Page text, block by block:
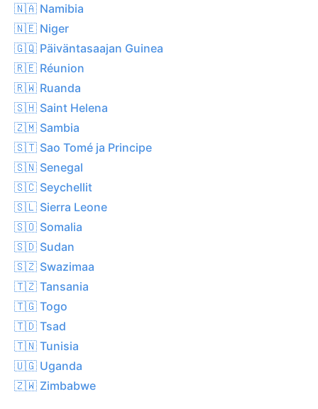
🇳🇦 Namibia
🇳🇪 Niger
🇬🇶 Päiväntasaajan Guinea
🇷🇪 Réunion
🇷🇼 Ruanda
🇸🇭 Saint Helena
🇿🇲 Sambia
🇸🇹 Sao Tomé ja Principe
🇸🇳 Senegal
🇸🇨 Seychellit
🇸🇱 Sierra Leone
🇸🇴 Somalia
🇸🇩 Sudan
🇸🇿 Swazimaa
🇹🇿 Tansania
🇹🇬 Togo
🇹🇩 Tsad
🇹🇳 Tunisia
🇺🇬 Uganda
🇿🇼 Zimbabwe